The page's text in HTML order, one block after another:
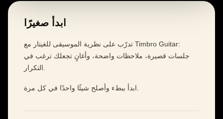
ابدأ صغيرًا
تدرّب على نظرية الموسيقى للغيتار مع Timbro Guitar:
جلسات قصيرة، ملاحظات واضحة، وأغانٍ تجعلك ترغب في
ابدأ ببطء وأصلح شيئًا واحدًا في كل مرة.